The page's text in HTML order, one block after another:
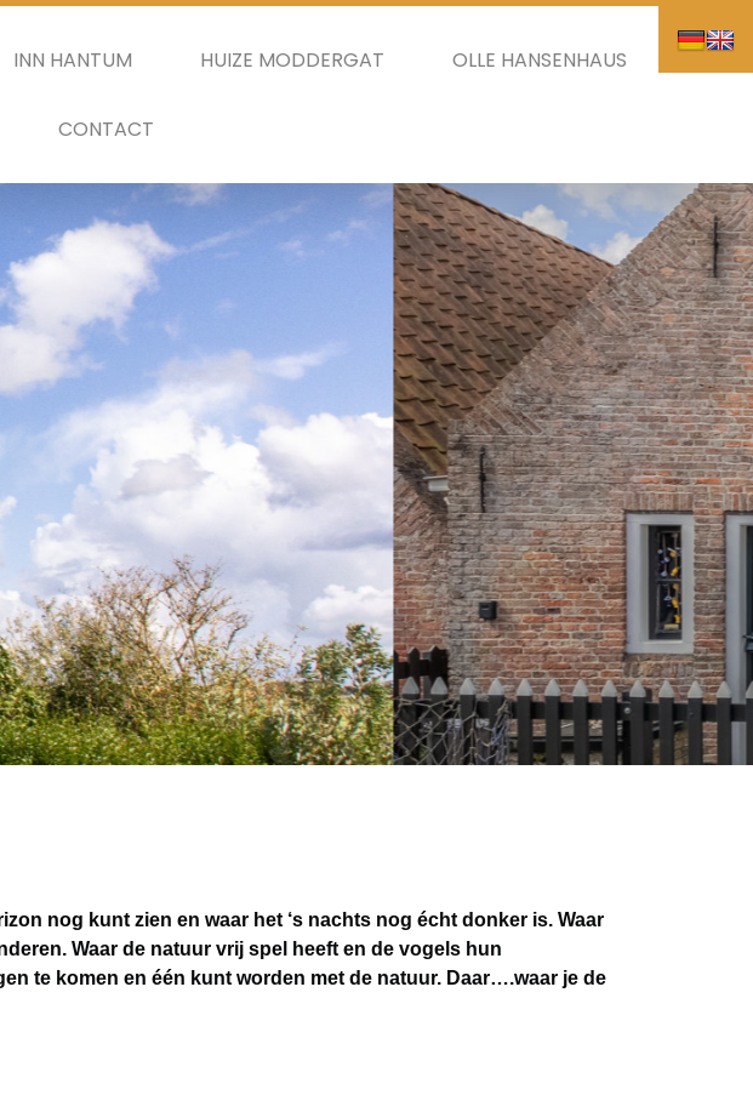
INN HANTUM HUIZE MODDERGAT OLLE HANSENHAUS
CONTACT
nog kunt zien en waar het ‘s nachts nog écht donker is. Waar
Waar de natuur vrij spel heeft en de vogels hun
te komen en één kunt worden met de natuur. Daar….waar je de